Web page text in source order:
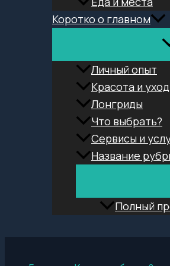
Коротко о главном
Личный опыт
Красота и уход
Лонгриды
Что выбрать?
Сервисы и
Название
Полный